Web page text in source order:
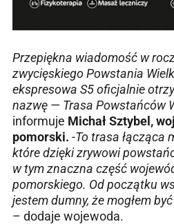
Przepiękna wiadomość w
zwycięskiego Powstania
ekspresowa S5 oficjalnie
nazwę — Trasa Powstańców
informuje Michał Sztybel,
pomorski. -To trasa łącząca
które dzięki zrywowi
w tym znaczna część
pomorskiego. Od początku
jestem dumny, że mogłem
– dodaje wojewoda.